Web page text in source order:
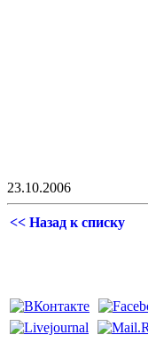
23.10.2006
<< Назад к списку